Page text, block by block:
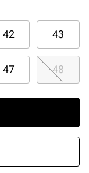
42 43
47 48